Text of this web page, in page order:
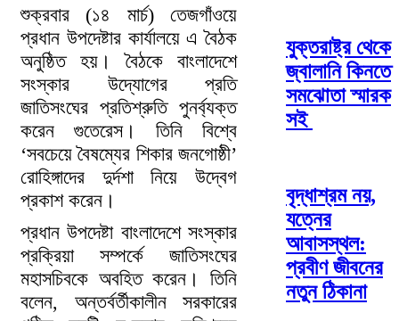
শুক্রবার (১৪ মার্চ) তেজগাঁওয়ে
প্রধান উপদেষ্টার কার্যালয়ে এ বৈঠক
অনুষ্ঠিত হয়। বৈঠকে বাংলাদেশে
সংস্কার উদ্যোগের প্রতি
জাতিসংঘের প্রতিশ্রুতি পুনর্ব্যক্ত
করেন গুতেরেস। তিনি বিশ্বে
‘সবচেয়ে বৈষম্যের শিকার জনগোষ্ঠী’
রোহিঙ্গাদের দুর্দশা নিয়ে উদ্বেগ
প্রকাশ করেন।
প্রধান উপদেষ্টা বাংলাদেশে সংস্কার
প্রক্রিয়া সম্পর্কে জাতিসংঘের
মহাসচিবকে অবহিত করেন। তিনি
বলেন, অন্তর্বর্তীকালীন সরকারের
যুক্তরাষ্ট্র থেকে
জ্বালানি কিনতে
সমঝোতা স্মারক
সই
বৃদ্ধাশ্রম নয়,
যত্নের
আবাসস্থল:
প্রবীণ জীবনের
নতুন ঠিকানা